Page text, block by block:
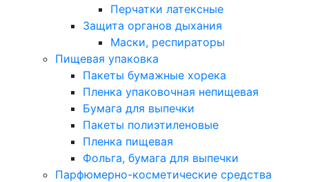
Перчатки латексные
Защита органов дыхания
Маски, респираторы
Пищевая упаковка
Пакеты бумажные хорека
Пленка упаковочная непищевая
Бумага для выпечки
Пакеты полиэтиленовые
Пленка пищевая
Фольга, бумага для выпечки
Парфюмерно-косметические средства